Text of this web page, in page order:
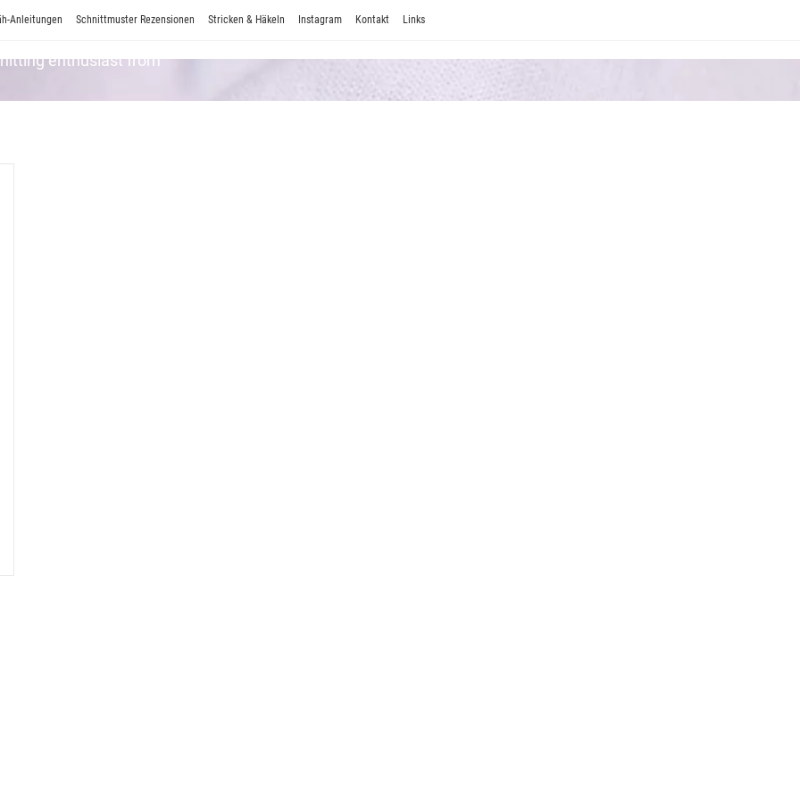
Anleitungen Schnittmuster Rezensionen Stricken & Häkeln Instagram Kontakt Links
enthusiast from